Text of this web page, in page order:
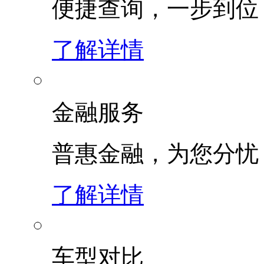
便捷查询，一步到位
了解详情
金融服务
普惠金融，为您分忧
了解详情
车型对比